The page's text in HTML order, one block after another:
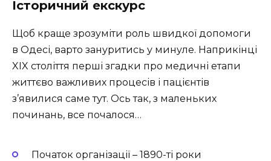
Історичний екскурс
Щоб краще зрозуміти роль швидкої допомоги
в Одесі, варто зануритись у минуле. Наприкінці
XIX століття перші згадки про медичні етапи
життєво важливих процесів і пацієнтів
з’явилися саме тут. Ось так, з маленьких
починань, все почалося…
Початок організації – 1890-ті роки